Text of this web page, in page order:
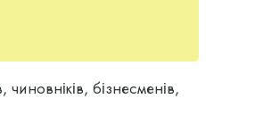
У 2020 році
бізнесменів,